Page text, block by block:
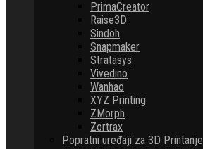
PrimaCreator
Raise3D
Sindoh
Snapmaker
Stratasys
Vivedino
Wanhao
XYZ Printing
ZMorph
Zortrax
Popratni uređaji za 3D Printanje